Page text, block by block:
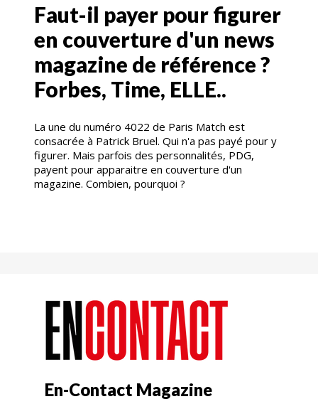
Faut-il payer pour figurer
en couverture d'un news
magazine de référence ?
Forbes, Time, ELLE..
La une du numéro 4022 de Paris Match est
consacrée à Patrick Bruel. Qui n'a pas payé pour y
figurer. Mais parfois des personnalités, PDG,
payent pour apparaitre en couverture d'un
magazine. Combien, pourquoi ?
En-Contact Magazine